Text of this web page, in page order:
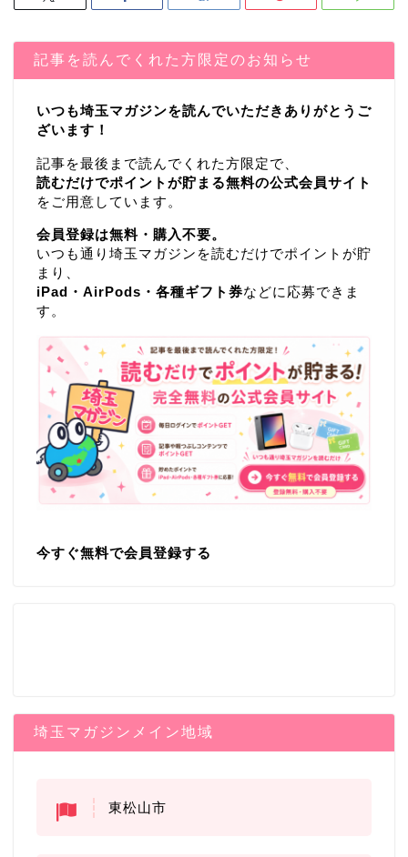
記事を読んでくれた方限定のお知らせ
いつも埼玉マガジンを読んでいただきありがとうご
ざいます！
記事を最後まで読んでくれた方限定で、
読むだけでポイントが貯まる無料の公式会員サイト
をご用意しています。
会員登録は無料・購入不要。
いつも通り埼玉マガジンを読むだけでポイントが貯
まり、
iPad・AirPods・各種ギフト券などに応募できま
す。
今すぐ無料で会員登録する
埼玉マガジンメイン地域
東松山市